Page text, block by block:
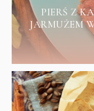
PIERŚ Z
JARMUŻEM